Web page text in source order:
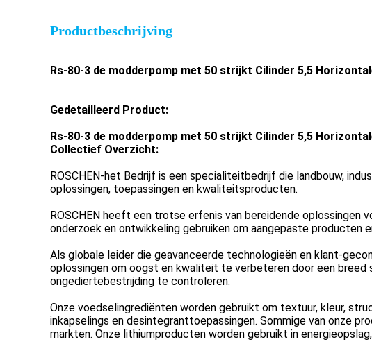
Productbeschrijving
Rs-80-3 de modderpomp met 50 strijkt Cilinder 5,5
Gedetailleerd Product:
Rs-80-3 de modderpomp met 50 strijkt Cilinder 5,5
Collectief Overzicht:
ROSCHEN-het Bedrijf is een specialiteitbedrijf die landbouw,
oplossingen, toepassingen en kwaliteitsproducten.
ROSCHEN heeft een trotse erfenis van bereidende oplossingen
onderzoek en ontwikkeling gebruiken om aangepaste producten
Als globale leider die geavanceerde technologieën en klant-
oplossingen om oogst en kwaliteit te verbeteren door een breed
ongediertebestrijding te controleren.
Onze voedselingrediënten worden gebruikt om textuur, kleur,
inkapselings en desintegranttoepassingen. Sommige van onze
markten. Onze lithiumproducten worden gebruikt in